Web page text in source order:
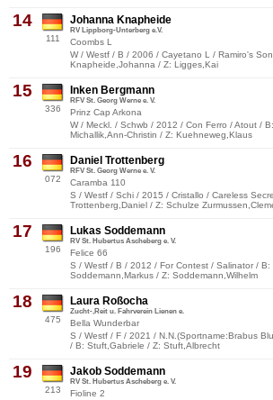
14
111
Johanna Knapheide
RV Lippborg-Unterberg e.V.
Coombs L
W / Westf / B / 2006 / Cayetano L / Ramiro's
Knapheide,Johanna / Z: Ligges,Kai
15
336
Inken Bergmann
RFV St. Georg Werne e. V.
Prinz Cap Arkona
W / Meckl. / Schwb / 2012 / Con Ferro / Atout / B:
Michallik,Ann-Christin / Z: Kuehneweg,Klaus
16
072
Daniel Trottenberg
RFV St. Georg Werne e. V.
Caramba 110
S / Westf / Schi / 2015 / Cristallo / Careless
Trottenberg,Daniel / Z: Schulze
17
196
Lukas Soddemann
RV St. Hubertus Ascheberg e. V.
Felice 66
S / Westf / B / 2012 / For Contest / Salinator / B:
Soddemann,Markus / Z: Soddemann,Wilhelm
18
475
Laura Roßocha
Zucht-,Reit u. Fahrverein Lienen e.
Bella Wunderbar
S / Westf / F / 2021 / N.N.(Sportname:Brabus
/ B: Stuft,Gabriele / Z: Stuft,Albrecht
19
213
Jakob Soddemann
RV St. Hubertus Ascheberg e. V.
Fioline 2